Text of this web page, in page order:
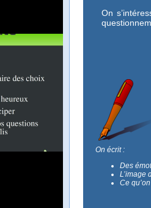
On
On écrit :
Des
L’image
Ce